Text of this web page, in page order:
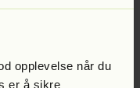
opplevelse når du
er å sikre